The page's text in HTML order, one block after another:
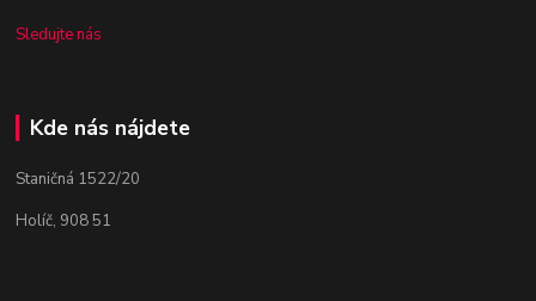
Sledujte nás
Kde nás nájdete
Staničná 1522/20
Holíč, 908 51